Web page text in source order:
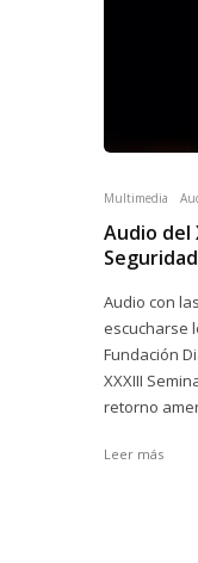
Multimedia
Audio del
Audio con
escucharse
Fundación
XXXIII
retorno
Leer más